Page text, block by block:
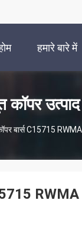
हमारे बारे में
उत्पाद
बार्स C15715